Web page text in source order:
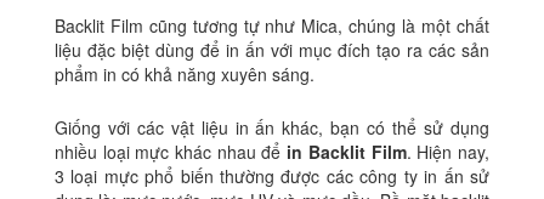
Backlit Film cũng tương tự như Mica, chúng là một chất
liệu đặc biệt dùng để in ấn với mục đích tạo ra các sản
phẩm in có khả năng xuyên sáng.
Giống với các vật liệu in ấn khác, bạn có thể sử dụng
nhiều loại mực khác nhau để in Backlit Film. Hiện nay,
3 loại mực phổ biến thường được các công ty in ấn sử